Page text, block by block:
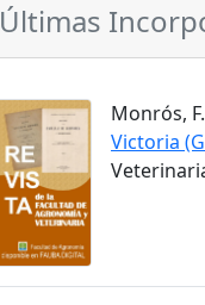
Últimas
Monrós,
Victoria